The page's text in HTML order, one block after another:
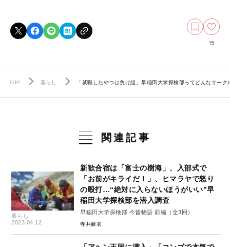
15
TOP 暮らし 「就職したやつは負け組」早稲田大学探検部ってどんなサ
関連記事
暮らし
2023.04.12
新歓合宿は「富士の樹海」、入部式で
「お前がキライだ！」、ヒマラヤで怒り
の殴打…“絶対に入らないほうがいい”早
稲田大学探検部を潜入調査
早稲田大学探検部 今昔物語 前編（全3回）
寺井麻衣